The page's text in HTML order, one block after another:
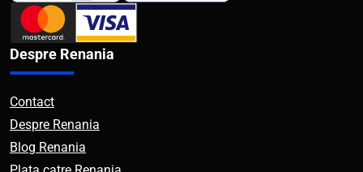
Despre Renania
Contact
Despre Renania
Blog Renania